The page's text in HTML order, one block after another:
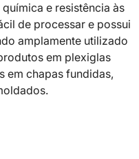
e resistência às
de processar e possui
amplamente utilizado
em plexiglas
em chapas fundidas,